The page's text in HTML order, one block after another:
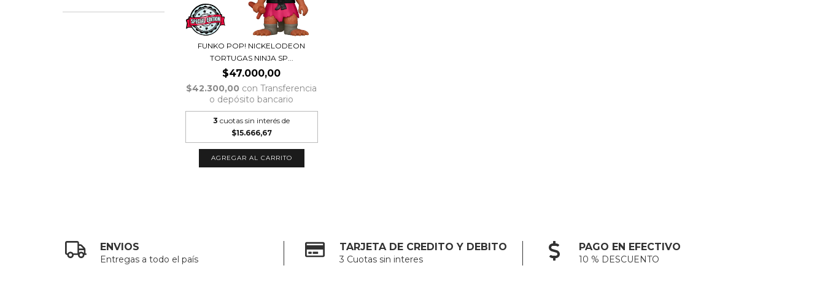
FUNKO POP! NICKELODEON
TORTUGAS NINJA SP...
$47.000,00
$42.300,00 con Transferencia
o depósito bancario
3 cuotas sin interés de
$15.666,67
ENVIOS
Entregas a todo el país
TARJETA DE CREDITO Y DEBITO
3 Cuotas sin interes
PAGO EN EFECTIVO
10 % DESCUENTO